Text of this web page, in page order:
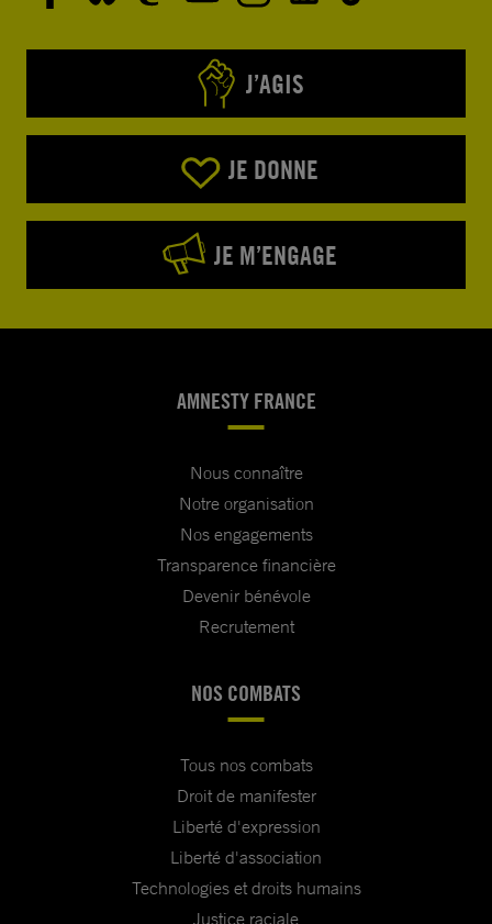
J’AGIS
JE DONNE
JE M’ENGAGE
AMNESTY FRANCE
Nous connaître
Notre organisation
Nos engagements
Transparence financière
Devenir bénévole
Recrutement
NOS COMBATS
Tous nos combats
Droit de manifester
Liberté d'expression
Liberté d'association
Technologies et droits humains
Justice raciale